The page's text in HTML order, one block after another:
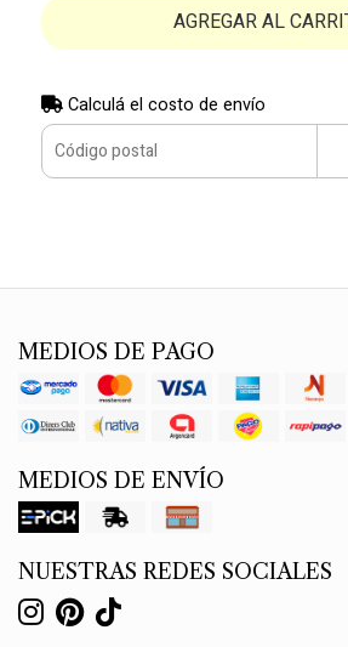
AGREGAR AL
Calculá el costo de envío
MEDIOS DE PAGO
MEDIOS DE ENVÍO
NUESTRAS REDES SOCIALES